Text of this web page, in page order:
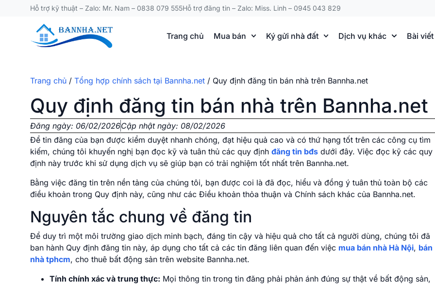
Hỗ trợ kỹ thuật – Zalo: Mr. Nam – 0838 079 555Hỗ trợ đăng tin – Zalo: Miss. Linh – 0945 043 829
Trang chủ Mua bán Ký gửi nhà đất Dịch vụ khác Bài viết
Trang chủ / Tổng hợp chính sách tại Bannha.net / Quy định đăng tin bán nhà trên Bannha.net
Quy định đăng tin bán nhà trên Bannha.net
Đăng ngày: 06/02/2026Cập nhật ngày: 08/02/2026
Để tin đăng của bạn được kiểm duyệt nhanh chóng, đạt hiệu quả cao và có thứ hạng tốt trên các công cụ tìm
kiếm, chúng tôi khuyến nghị bạn đọc kỹ và tuân thủ các quy định đăng tin bđs dưới đây. Việc đọc kỹ các quy
định này trước khi sử dụng dịch vụ sẽ giúp bạn có trải nghiệm tốt nhất trên Bannha.net.
Bằng việc đăng tin trên nền tảng của chúng tôi, bạn được coi là đã đọc, hiểu và đồng ý tuân thủ toàn bộ các
điều khoản trong Quy định này, cũng như các Điều khoản thỏa thuận và Chính sách khác của Bannha.net.
Nguyên tắc chung về đăng tin
Để duy trì một môi trường giao dịch minh bạch, đáng tin cậy và hiệu quả cho tất cả người dùng, chúng tôi đã
ban hành Quy định đăng tin này, áp dụng cho tất cả các tin đăng liên quan đến việc mua bán nhà Hà Nội, bán
nhà tphcm, cho thuê bất động sản trên website Bannha.net.
Tính chính xác và trung thực: Mọi thông tin trong tin đăng phải phản ánh đúng sự thật về bất động sản,